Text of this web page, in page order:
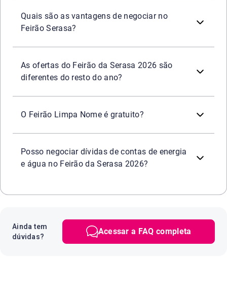
Quais são as vantagens de negociar no
Feirão Serasa?
Mais de 2.200 empresas parceiraspara negociar;
Descontos de até 99%
Praticidade e segurançaem todos os canais oficiais da
As ofertas do Feirão da Serasa 2026 são
diferentes do resto do ano?
O Feirão Limpa Nome é gratuito?
Posso negociar dívidas de contas de energia
e água no Feirão da Serasa 2026?
Ainda tem
dúvidas?
Acessar a FAQ completa